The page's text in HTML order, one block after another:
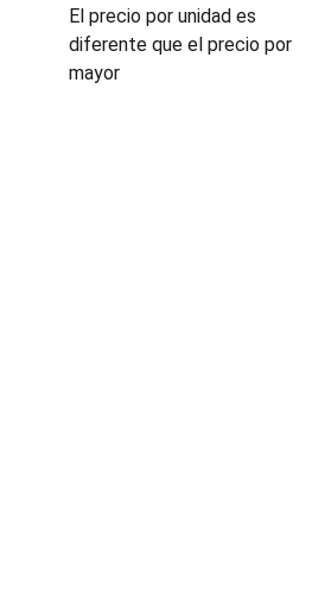
El precio por unidad es
diferente que el precio por
mayor